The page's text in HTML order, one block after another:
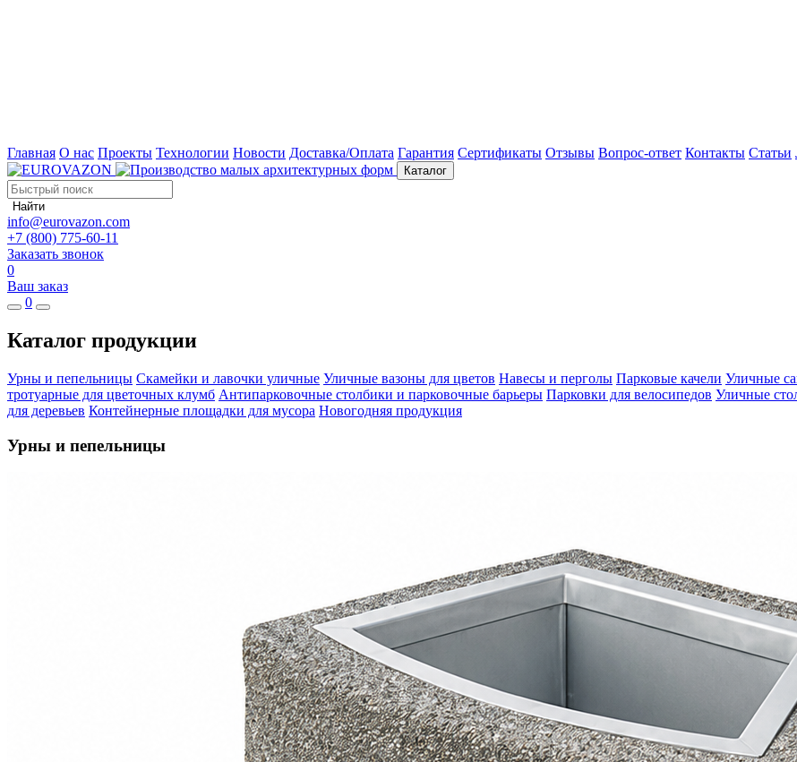
Главная О нас Проекты Технологии Новости Доставка/Оплата Гарантия Сертификаты Отзывы Вопрос-ответ Контакты Статьи
Каталог
Найти
info@eurovazon.com
+7 (800) 775-60-11
Заказать звонок
0
Ваш заказ
0
Каталог продукции
Урны и пепельницы Скамейки и лавочки уличные Уличные вазоны для цветов Навесы и перголы Парковые качели Уличные
тротуарные для цветочных клумб Антипарковочные столбики и парковочные барьеры Парковки для велосипедов Уличные
для деревьев Контейнерные площадки для мусора Новогодняя продукция
Урны и пепельницы